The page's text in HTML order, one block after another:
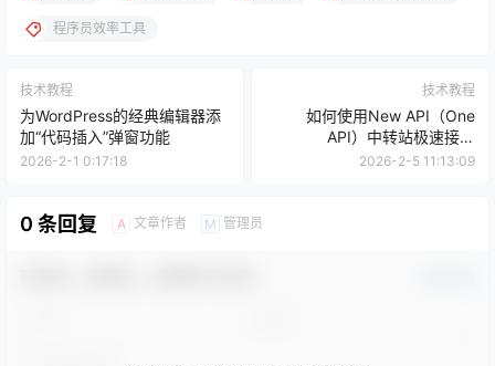
程序员效率工具
技术教程
为WordPress的经典编辑器添
加“代码插入”弹窗功能
2026-2-1 0:17:18
技术教程
如何使用New API（One
API）中转站极速接入
DeepSeek与Claude
2026-2-5 11:13:09
0 条回复 A 文章作者 M 管理员